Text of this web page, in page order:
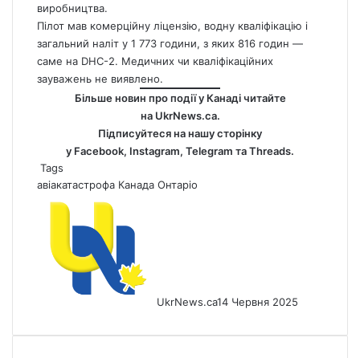
виробництва.
Пілот мав комерційну ліцензію, водну кваліфікацію і
загальний наліт у 1 773 години, з яких 816 годин —
саме на DHC-2. Медичних чи кваліфікаційних
зауважень не виявлено.
Більше новин про події у Канаді читайте
на UkrNews.ca.
Підписуйтеся на нашу сторінку
у Facebook, Instagram, Telegram таThreads.
Tags
авіакатастрофа Канада Онтаріо
UkrNews.ca14 Червня 2025